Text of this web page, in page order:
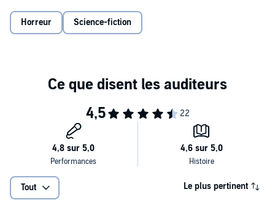
Horreur Science-fiction
Tout Le plus pertinent